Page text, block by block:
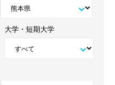
大学・短期大学